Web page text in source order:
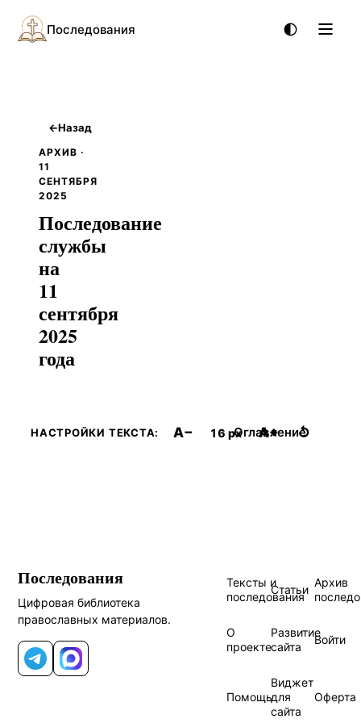
Последования
←Назад
АРХИВ ·
11
СЕНТЯБРЯ
2025
Последование
службы
на
11
сентября
2025
года
НАСТРОЙКИ ТЕКСТА: A− 16 px A+ ↺
Оглавление
Последования
Цифровая библиотека
православных материалов.
Telegram
MAX
Тексты и
последования
Статьи
Архив
О
проекте
Развитие
сайта
Войти
Помощь
Виджет
для
сайта
Оферта